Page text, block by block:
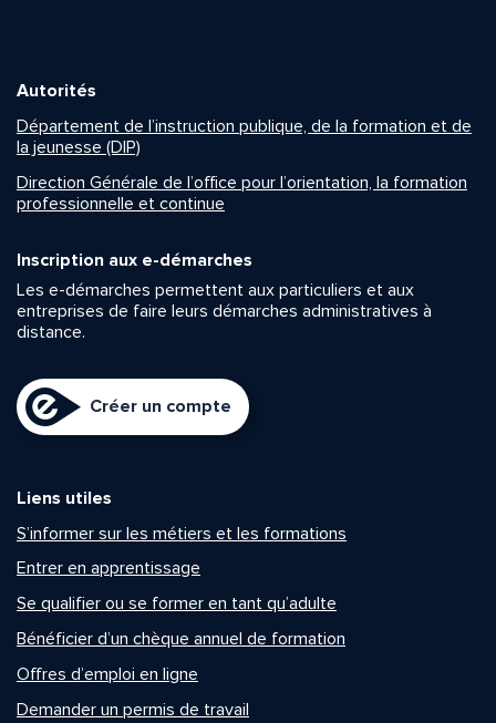
Autorités
Département de l’instruction publique, de la formation et de
la jeunesse (DIP)
Direction Générale de l’office pour l’orientation, la formation
professionnelle et continue
Inscription aux e-démarches
Les e-démarches permettent aux particuliers et aux
entreprises de faire leurs démarches administratives à
distance.
Créer un compte
Liens utiles
S’informer sur les métiers et les formations
Entrer en apprentissage
Se qualifier ou se former en tant qu’adulte
Bénéficier d’un chèque annuel de formation
Offres d’emploi en ligne
Demander un permis de travail